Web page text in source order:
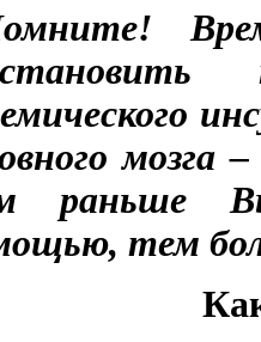
мозга
раньше
тем